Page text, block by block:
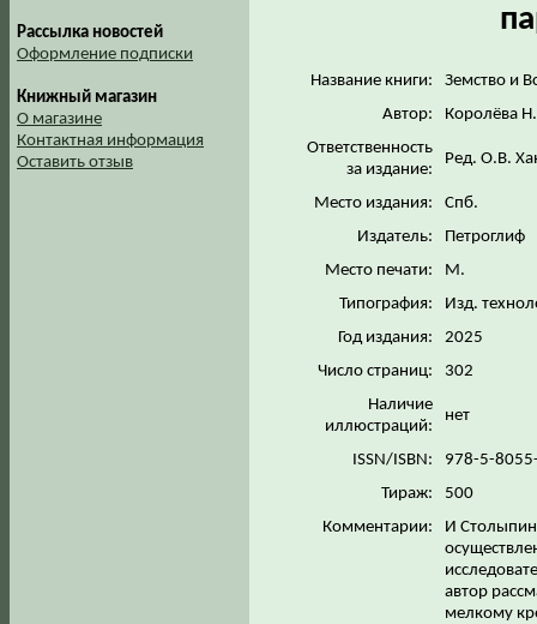
Рассылка новостей
Оформление подписки
Книжный магазин
О магазине
Контактная информация
Оставить отзыв
Название книги:
Земство и
Автор:
Королёва
Ответственность
за издание:
Ред. О.В.
Место издания:
Спб.
Издатель:
Петроглиф
Место печати:
М.
Типография:
Изд.
Год издания:
2025
Число страниц:
302
Наличие
иллюстраций:
нет
ISSN/ISBN:
978-5-
Тираж:
500
Комментарии:
И
автор
мелкому